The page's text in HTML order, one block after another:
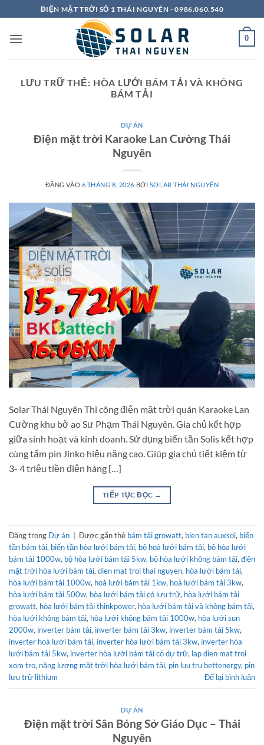
qua
nội
ĐIỆN MẶT TRỜI SỐ 1 THÁI NGUYÊN - 0986.060.540
0
LƯU TRỮ THẺ: HÒA LƯỚI BÁM TẢI VÀ KHÔNG
BÁM TẢI
DỰ ÁN
Điện mặt trời Karaoke Lan Cường Thái
Nguyên
ĐĂNG VÀO 6 THÁNG 8, 2026 BỞI SOLAR THÁI NGUYÊN
Solar Thái Nguyên Thi công điện mặt trời quán Karaoke Lan
Cường khu bờ ao Sư Phạm Thái Nguyên. Gia chủ kết hợp
giữa sinh hoạt và kinh doanh. Sử dụng biến tần Solis kết hợp
cùng tấm pin Jinko hiệu năng cao. Giúp gia chủ tiết kiệm từ
3- 4 triệu tiền điện hàng […]
TIẾP TỤC ĐỌC →
Đăng trong Dự án Được gắn thẻ bám tải growatt, bien tan auxsol, biến
tần bám tải, biến tần hòa lưới bám tải, bộ hoà lưới bám tải, bộ hòa lưới
bám tải 1000w, bộ hòa lưới bám tải 5kw, bộ hòa lưới không bám tải,điện
mặt trời hòa lưới bám tải,dien mat troi thai nguyen, hòa lưới bám tải,
hòa lưới bám tải 1000w, hoà lưới bám tải 1kw, hoà lưới bám tải 3kw,
hòa lưới bám tải 500w, hòa lưới bám tải có lưu trữ, hòa lưới bám tải
growatt, hòa lưới bám tải thinkpower, hòa lưới bám tải và không bám tải,
hòa lưới không bám tải, hòa lưới không bám tải 1000w, hòa lưới sun
2000w, inverter bám tải, inverter bám tải 3kw, inverter bám tải 5kw,
inverter hoà lưới bám tải, inverter hòa lưới bám tải 3kw, inverter hòa
lưới bám tải 5kw, inverter hòa lưới bám tải có dự trữ, lap dien mat troi
xom tro, năng lượng mặt trời hòa lưới bám tải, pin luu tru bettenergy, pin
lưu trữ lithium
Để lại bình luận
DỰ ÁN
Điện mặt trời Sân Bóng Sở Giáo Dục – Thái
Nguyên